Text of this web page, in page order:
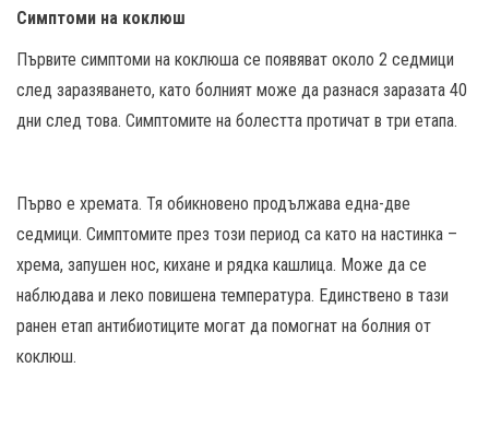
Симптоми на коклюш
Първите симптоми на коклюша се появяват около 2 седмици
след заразяването, като болният може да разнася заразата 40
дни след това. Симптомите на болестта протичат в три етапа.
Първо е хремата. Тя обикновено продължава една-две
седмици. Симптомите през този период са като на настинка –
хрема, запушен нос, кихане и рядка кашлица. Може да се
наблюдава и леко повишена температура. Единствено в тази
ранен етап антибиотиците могат да помогнат на болния от
коклюш.